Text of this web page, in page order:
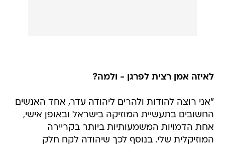
לאיזה אמן רצית לפרגן - ולמה?
"אני רוצה להודות ולהרים ליהודה עדר, אחד האנשים
החשובים בתעשיית המוזיקה בישראל ובאופן אישי,
אחת הדמויות המשמעותיות ביותר בקריירה
המוזיקלית שלי. בנוסף לכך שיהודה לקח חלק